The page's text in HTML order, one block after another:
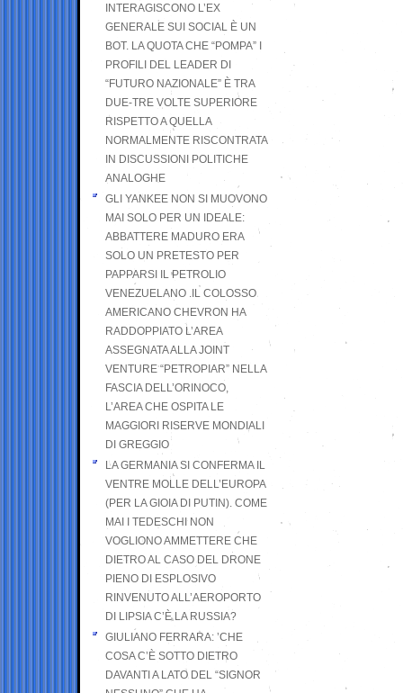
INTERAGISCONO L’EX
GENERALE SUI SOCIAL È UN
BOT. LA QUOTA CHE “POMPA” I
PROFILI DEL LEADER DI
“FUTURO NAZIONALE” È TRA
DUE-TRE VOLTE SUPERIORE
RISPETTO A QUELLA
NORMALMENTE RISCONTRATA
IN DISCUSSIONI POLITICHE
ANALOGHE
GLI YANKEE NON SI MUOVONO
MAI SOLO PER UN IDEALE:
ABBATTERE MADURO ERA
SOLO UN PRETESTO PER
PAPPARSI IL PETROLIO
VENEZUELANO .IL COLOSSO
AMERICANO CHEVRON HA
RADDOPPIATO L’AREA
ASSEGNATA ALLA JOINT
VENTURE “PETROPIAR” NELLA
FASCIA DELL’ORINOCO,
L’AREA CHE OSPITA LE
MAGGIORI RISERVE MONDIALI
DI GREGGIO
LA GERMANIA SI CONFERMA IL
VENTRE MOLLE DELL’EUROPA
(PER LA GIOIA DI PUTIN). COME
MAI I TEDESCHI NON
VOGLIONO AMMETTERE CHE
DIETRO AL CASO DEL DRONE
PIENO DI ESPLOSIVO
RINVENUTO ALL’AEROPORTO
DI LIPSIA C’È LA RUSSIA?
GIULIANO FERRARA: ’CHE
COSA C’È SOTTO DIETRO
DAVANTI A LATO DEL “SIGNOR